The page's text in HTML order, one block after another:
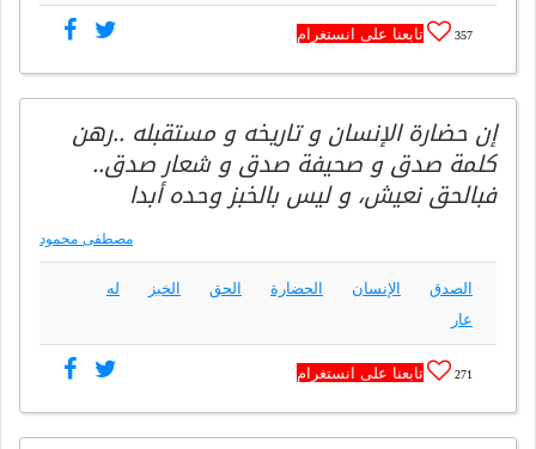
357 تابعنا على انستغرام
إن حضارة الإنسان و تاريخه و مستقبله ..رهن
كلمة صدق و صحيفة صدق و شعار صدق..
فبالحق نعيش، و ليس بالخبز وحده أبدا
مصطفى محمود
الصدق الإنسان الحضارة الحق الخبز
له
عار
271 تابعنا على انستغرام